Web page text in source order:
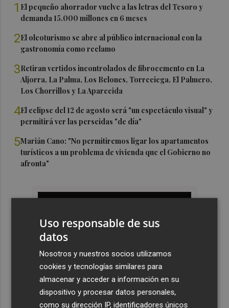
1 El pequeño ahorrador vuelve a las letras del Tesoro y
demanda 15.000 millones en 6 meses
2El oleoturismo se abre al público internacional con la
gastronomía como reclamo
3Retiran vertidos incontrolados de fibrocemento en La
Aljorra, La Palma, Los Belones, Torreciega, El Palmero,
Los Chorrillos y La Aparecida
4El eclipse del 12 de agosto será "un espectáculo visual" y
permitirá ver las perseidas "de día"
5Marián Cano: "No permitiremos ligar los apartamentos
turísticos a un problema de vivienda que el Gobierno no
afronta"
Uso responsable de sus
datos
Nosotros y nuestros socios utilizamos
cookies y tecnologías similares para
almacenar y acceder a información en su
dispositivo y procesar datos personales,
como su dirección IP, identificadores únicos